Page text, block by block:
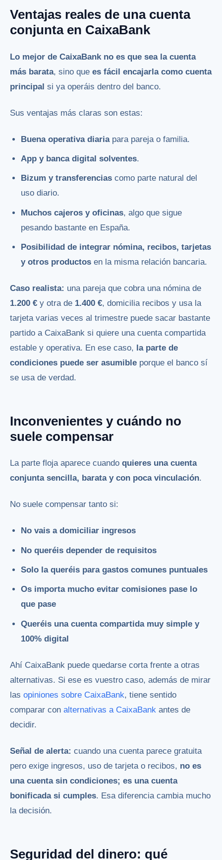
Ventajas reales de una cuenta
conjunta en CaixaBank
Lo mejor de CaixaBank no es que sea la cuenta
más barata, sino que es fácil encajarla como cuenta
principal si ya operáis dentro del banco.
Sus ventajas más claras son estas:
Buena operativa diariapara pareja o familia.
App y banca digital solventes.
Bizum y transferencias como parte natural del
uso diario.
Muchos cajeros y oficinas, algo que sigue
pesando bastante en España.
Posibilidad de integrar nómina, recibos, tarjetas
y otros productos en la misma relación bancaria.
Caso realista: una pareja que cobra una nómina de
1.200 € y otra de 1.400 €, domicilia recibos y usa la
tarjeta varias veces al trimestre puede sacar bastante
partido a CaixaBank si quiere una cuenta compartida
estable y operativa. En ese caso, la parte de
condiciones puede ser asumible porque el banco sí
se usa de verdad.
Inconvenientes y cuándo no
suele compensar
La parte floja aparece cuando quieres una cuenta
conjunta sencilla, barata y con poca vinculación.
No suele compensar tanto si:
No vais a domiciliar ingresos
No queréis depender de requisitos
Solo la queréis para gastos comunes puntuales
Os importa mucho evitar comisiones pase lo
que pase
Queréis una cuenta compartida muy simple y
100% digital
Ahí CaixaBank puede quedarse corta frente a otras
alternativas. Si ese es vuestro caso, además de mirar
las opiniones sobre CaixaBank, tiene sentido
comparar con alternativas a CaixaBank antes de
decidir.
Señal de alerta: cuando una cuenta parece gratuita
pero exige ingresos, uso de tarjeta o recibos, no es
una cuenta sin condiciones; es una cuenta
bonificada si cumples. Esa diferencia cambia mucho
la decisión.
Seguridad del dinero: qué